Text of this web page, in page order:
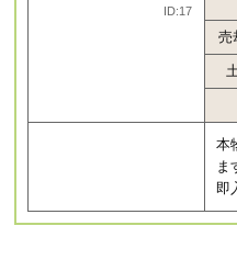
ID:17
売
本
ま
即